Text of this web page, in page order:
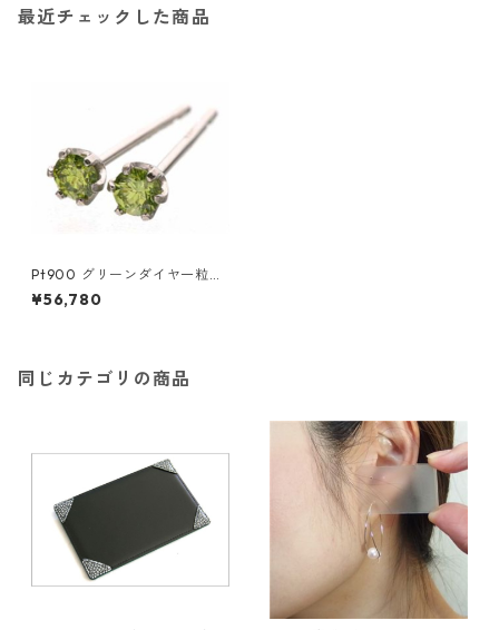
最近チェックした商品
Pt900 グリーンダイヤ一粒ピ
アス（カラーダイヤモンド）1
41532 プラチナ エメラルド ジ
¥56,780
同じカテゴリの商品